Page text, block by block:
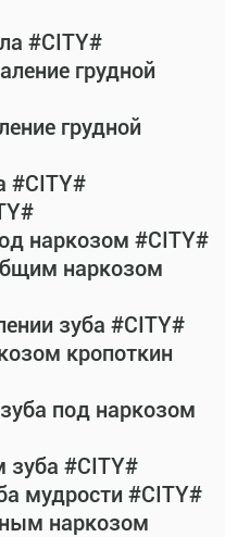
#CITY#
грудной
грудной
#CITY#
наркозом #CITY#
наркозом
зуба #CITY#
кропоткин
под наркозом
зуба #CITY#
мудрости #CITY#
наркозом